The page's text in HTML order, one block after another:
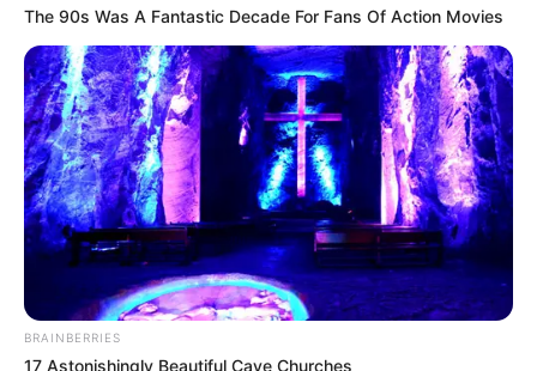
The 90s Was A Fantastic Decade For Fans Of Action Movies
BRAINBERRIES
17 Astonishingly Beautiful Cave Churches